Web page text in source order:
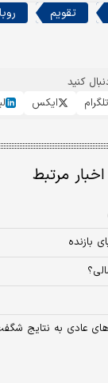
تقویم
کنید
تلگرام ایکس
اخبار مرتبط
بازنده
عادی به نتایج